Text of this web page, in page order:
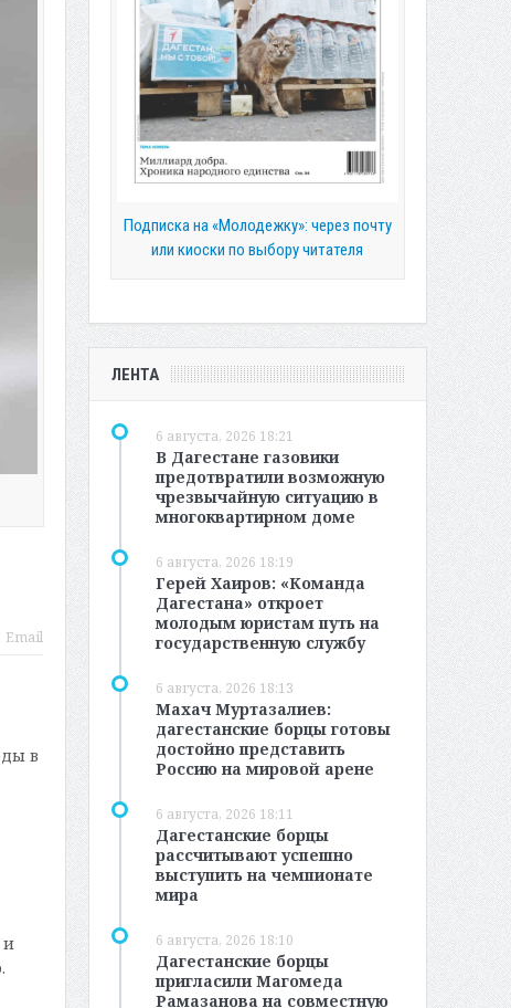
Email
в
и
Подписка на «Молодежку»: через почту
или киоски по выбору читателя
ЛЕНТА
6 августа, 2026 18:21
В Дагестане газовики
предотвратили возможную
чрезвычайную ситуацию в
многоквартирном доме
6 августа, 2026 18:19
Герей Хаиров: «Команда
Дагестана» откроет
молодым юристам путь на
государственную службу
6 августа, 2026 18:13
Махач Муртазалиев:
дагестанские борцы готовы
достойно представить
Россию на мировой арене
6 августа, 2026 18:11
Дагестанские борцы
рассчитывают успешно
выступить на чемпионате
мира
6 августа, 2026 18:10
Дагестанские борцы
пригласили Магомеда
Рамазанова на совместную